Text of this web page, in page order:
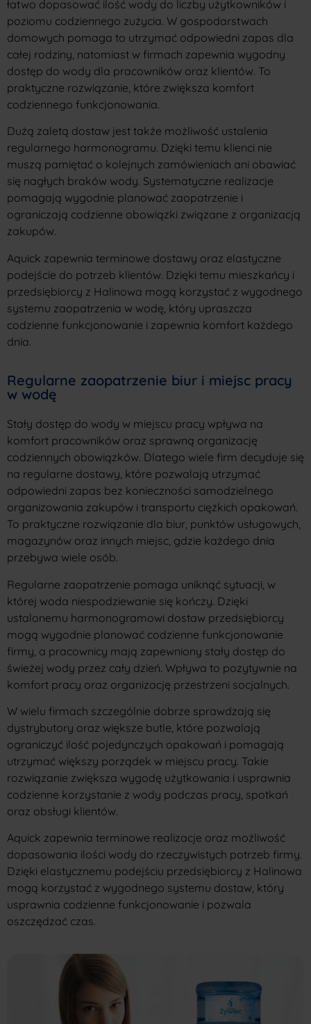
łatwo dopasować ilość wody do liczby użytkowników i
poziomu codziennego zużycia. W gospodarstwach
domowych pomaga to utrzymać odpowiedni zapas dla
całej rodziny, natomiast w firmach zapewnia wygodny
dostęp do wody dla pracowników oraz klientów. To
praktyczne rozwiązanie, które zwiększa komfort
codziennego funkcjonowania.
Dużą zaletą dostaw jest także możliwość ustalenia
regularnego harmonogramu. Dzięki temu klienci nie
muszą pamiętać o kolejnych zamówieniach ani obawiać
się nagłych braków wody. Systematyczne realizacje
pomagają wygodnie planować zaopatrzenie i
ograniczają codzienne obowiązki związane z organizacją
zakupów.
Aquick zapewnia terminowe dostawy oraz elastyczne
podejście do potrzeb klientów. Dzięki temu mieszkańcy i
przedsiębiorcy z Halinowa mogą korzystać z wygodnego
systemu zaopatrzenia w wodę, który upraszcza
codzienne funkcjonowanie i zapewnia komfort każdego
dnia.
Regularne zaopatrzenie biur i miejsc pracy
w wodę
Stały dostęp do wody w miejscu pracy wpływa na
komfort pracowników oraz sprawną organizację
codziennych obowiązków. Dlatego wiele firm decyduje się
na regularne dostawy, które pozwalają utrzymać
odpowiedni zapas bez konieczności samodzielnego
organizowania zakupów i transportu ciężkich opakowań.
To praktyczne rozwiązanie dla biur, punktów usługowych,
magazynów oraz innych miejsc, gdzie każdego dnia
przebywa wiele osób.
Regularne zaopatrzenie pomaga uniknąć sytuacji, w
której woda niespodziewanie się kończy. Dzięki
ustalonemu harmonogramowi dostaw przedsiębiorcy
mogą wygodnie planować codzienne funkcjonowanie
firmy, a pracownicy mają zapewniony stały dostęp do
świeżej wody przez cały dzień. Wpływa to pozytywnie na
komfort pracy oraz organizację przestrzeni socjalnych.
W wielu firmach szczególnie dobrze sprawdzają się
dystrybutory oraz większe butle, które pozwalają
ograniczyć ilość pojedynczych opakowań i pomagają
utrzymać większy porządek w miejscu pracy. Takie
rozwiązanie zwiększa wygodę użytkowania i usprawnia
codzienne korzystanie z wody podczas pracy, spotkań
oraz obsługi klientów.
Aquick zapewnia terminowe realizacje oraz możliwość
dopasowania ilości wody do rzeczywistych potrzeb firmy.
Dzięki elastycznemu podejściu przedsiębiorcy z Halinowa
mogą korzystać z wygodnego systemu dostaw, który
usprawnia codzienne funkcjonowanie i pozwala
oszczędzać czas.